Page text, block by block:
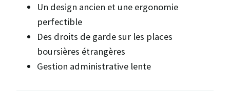
Un design ancien et une ergonomie
perfectible
Des droits de garde sur les places
boursières étrangères
Gestion administrative lente